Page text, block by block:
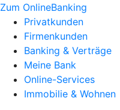
Zum OnlineBanking
Privatkunden
Firmenkunden
Banking & Verträge
Meine Bank
Online-Services
Immobilie & Wohnen